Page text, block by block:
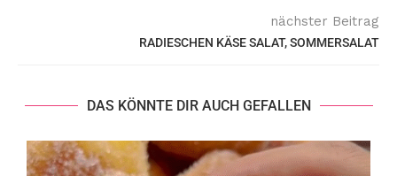
nächster Beitrag
RADIESCHEN KÄSE SALAT, SOMMERSALAT
DAS KÖNNTE DIR AUCH GEFALLEN